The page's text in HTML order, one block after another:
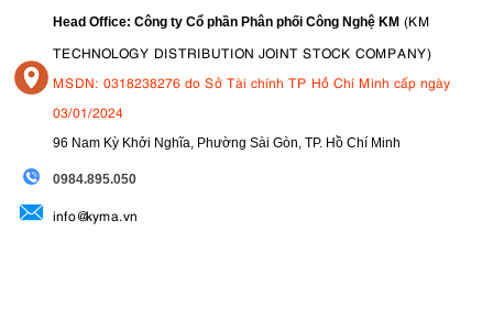
Head Office: Công ty Cổ phần Phân phối Công Nghệ KM (KM
TECHNOLOGY DISTRIBUTION JOINT STOCK COMPANY)
MSDN: 0318238276 do Sở Tài chính TP Hồ Chí Minh cấp ngày
03/01/2024
96 Nam Kỳ Khởi Nghĩa, Phường Sài Gòn, TP. Hồ Chí Minh
0984.895.050
info@kyma.vn